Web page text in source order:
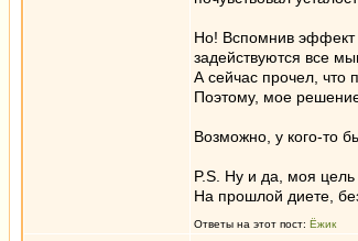
Но! Вспомнив эффект
задействуются все
А сейчас прочел, что
Поэтому, мое
Возможно, у кого-то
P.S. Ну и да, моя цель
На прошлой диете,
Ответы на этот пост: Ёжик